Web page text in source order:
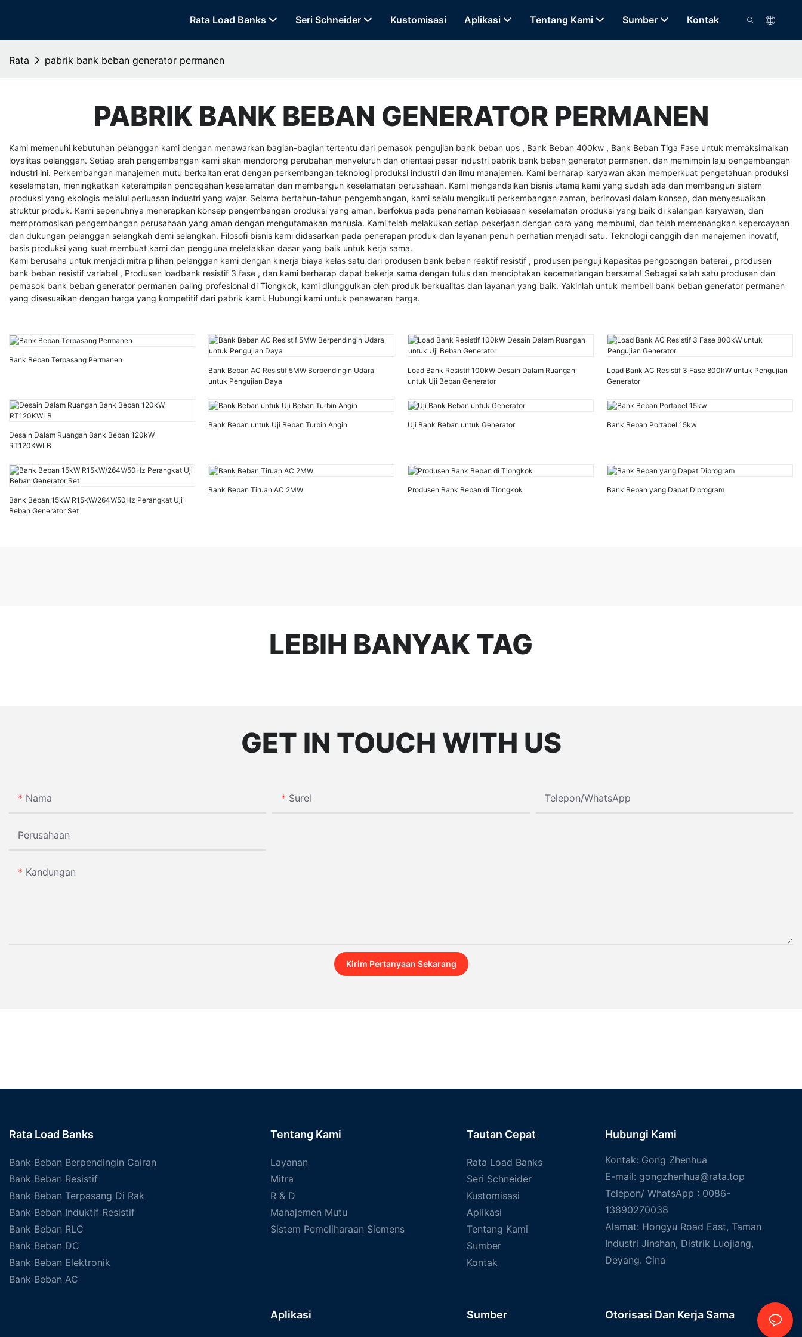
Rata Load Banks Seri Schneider Kustomisasi Aplikasi Tentang Kami Sumber Kontak
Rata pabrik bank beban generator permanen
PABRIK BANK BEBAN GENERATOR PERMANEN
Kami memenuhi kebutuhan pelanggan kami dengan menawarkan bagian-bagian tertentu dari pemasok pengujian bank beban ups , Bank Beban 400kw , Bank Beban Tiga Fase untuk memaksimalkan
loyalitas pelanggan. Setiap arah pengembangan kami akan mendorong perubahan menyeluruh dan orientasi pasar industri pabrik bank beban generator permanen, dan memimpin laju pengembangan
industri ini. Perkembangan manajemen mutu berkaitan erat dengan perkembangan teknologi produksi industri dan ilmu manajemen. Kami berharap karyawan akan memperkuat pengetahuan produksi
keselamatan, meningkatkan keterampilan pencegahan keselamatan dan membangun keselamatan perusahaan. Kami mengandalkan bisnis utama kami yang sudah ada dan membangun sistem
produksi yang ekologis melalui perluasan industri yang wajar. Selama bertahun-tahun pengembangan, kami selalu mengikuti perkembangan zaman, berinovasi dalam konsep, dan menyesuaikan
struktur produk. Kami sepenuhnya menerapkan konsep pengembangan produksi yang aman, berfokus pada penanaman kebiasaan keselamatan produksi yang baik di kalangan karyawan, dan
mempromosikan pengembangan perusahaan yang aman dengan mengutamakan manusia. Kami telah melakukan setiap pekerjaan dengan cara yang membumi, dan telah memenangkan kepercayaan
dan dukungan pelanggan selangkah demi selangkah. Filosofi bisnis kami didasarkan pada penerapan produk dan layanan penuh perhatian menjadi satu. Teknologi canggih dan manajemen inovatif,
basis produksi yang kuat membuat kami dan pengguna meletakkan dasar yang baik untuk kerja sama.
Kami berusaha untuk menjadi mitra pilihan pelanggan kami dengan kinerja biaya kelas satu dari produsen bank beban reaktif resistif , produsen penguji kapasitas pengosongan baterai , produsen
bank beban resistif variabel , Produsen loadbank resistif 3 fase , dan kami berharap dapat bekerja sama dengan tulus dan menciptakan kecemerlangan bersama! Sebagai salah satu produsen dan
pemasok bank beban generator permanen paling profesional di Tiongkok, kami diunggulkan oleh produk berkualitas dan layanan yang baik. Yakinlah untuk membeli bank beban generator permanen
yang disesuaikan dengan harga yang kompetitif dari pabrik kami. Hubungi kami untuk penawaran harga.
Bank Beban Terpasang Permanen
Bank Beban AC Resistif 5MW Berpendingin Udara
untuk Pengujian Daya
Load Bank Resistif 100kW Desain Dalam Ruangan
untuk Uji Beban Generator
Load Bank AC Resistif 3 Fase 800kW untuk Pengujian
Generator
Desain Dalam Ruangan Bank Beban 120kW
RT120KWLB
Bank Beban untuk Uji Beban Turbin Angin Uji Bank Beban untuk Generator Bank Beban Portabel 15kw
Bank Beban 15kW R15kW/264V/50Hz Perangkat Uji
Beban Generator Set
Bank Beban Tiruan AC 2MW Produsen Bank Beban di Tiongkok Bank Beban yang Dapat Diprogram
LEBIH BANYAK TAG
GET IN TOUCH WITH US
Nama Surel Telepon/WhatsApp
Perusahaan
Kandungan
Kirim Pertanyaan Sekarang
Rata Load Banks
Bank Beban Berpendingin Cairan
Bank Beban Resistif
Bank Beban Terpasang Di Rak
Bank Beban Induktif Resistif
Bank Beban RLC
Bank Beban DC
Bank Beban Elektronik
Bank Beban AC
Tentang Kami
Layanan
Mitra
R & D
Manajemen Mutu
Sistem Pemeliharaan Siemens
Tautan Cepat
Rata Load Banks
Seri Schneider
Kustomisasi
Aplikasi
Tentang Kami
Sumber
Kontak
Hubungi Kami
Kontak: Gong Zhenhua
E-mail: gongzhenhua@rata.top
Telepon/ WhatsApp : 0086-
13890270038
Alamat: Hongyu Road East, Taman
Industri Jinshan, Distrik Luojiang,
Deyang. Cina
Aplikasi Sumber Otorisasi Dan Kerja Sama